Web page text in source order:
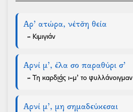
Αρ’ ατώρα, νέτσ̌η θεία
- Κιμιγιάν
Αρνί μ’, έλα σο παραθύρι σ’
- Τη καρδι͜άς ι-μ’ το φυλλάνοιγμαν
Αρνί μ’, μη σημαδεύκεσαι